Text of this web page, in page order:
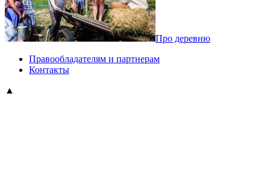
Про деревню
Правообладателям и партнерам
Контакты
▲